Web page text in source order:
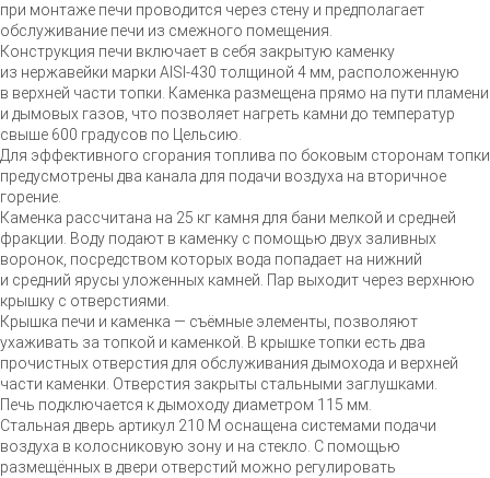
при монтаже печи проводится через стену и предполагает
обслуживание печи из смежного помещения.
Конструкция печи включает в себя закрытую каменку
из нержавейки марки AISI-430 толщиной 4 мм, расположенную
в верхней части топки. Каменка размещена прямо на пути пламени
и дымовых газов, что позволяет нагреть камни до температур
свыше 600 градусов по Цельсию.
Для эффективного сгорания топлива по боковым сторонам топки
предусмотрены два канала для подачи воздуха на вторичное
горение.
Каменка рассчитана на 25 кг камня для бани мелкой и средней
фракции. Воду подают в каменку с помощью двух заливных
воронок, посредством которых вода попадает на нижний
и средний ярусы уложенных камней. Пар выходит через верхнюю
крышку с отверстиями.
Крышка печи и каменка — съёмные элементы, позволяют
ухаживать за топкой и каменкой. В крышке топки есть два
прочистных отверстия для обслуживания дымохода и верхней
части каменки. Отверстия закрыты стальными заглушками.
Печь подключается к дымоходу диаметром 115 мм.
Стальная дверь артикул 210 М оснащена системами подачи
воздуха в колосниковую зону и на стекло. С помощью
размещённых в двери отверстий можно регулировать